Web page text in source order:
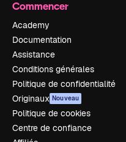
Commencer
Academy
Documentation
Assistance
Conditions générales
Politique de confidentialité
Originaux Nouveau
Politique de cookies
Centre de confiance